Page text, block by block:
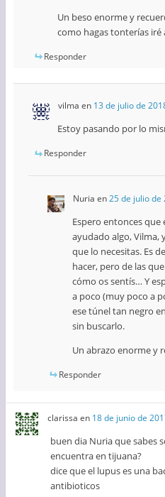
Un beso enorme y
como hagas tonterías iré
Responder
vilma en 13 de julio de
Estoy pasando por lo
Responder
Nuria en25 de julio de
Espero entonces que
ayudado algo, Vilma,
que lo necesitas. Es
hacer, pero de las
cómo os sentís… Y
a poco (muy poco a
ese túnel tan negro
sin buscarlo.
Un abrazo enorme y
Responder
clarissa en 18 de junio de
buen dia Nuria que sabes
encuentra en tijuana?
dice que el lupus es una
antibioticos